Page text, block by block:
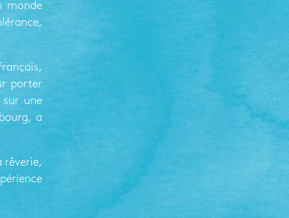
monde
porter
sur une
a
rêverie,